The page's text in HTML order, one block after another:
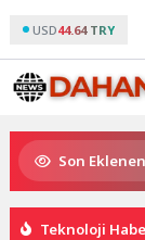
USD44.64 TRY
Son
Mobil
Teknoloji